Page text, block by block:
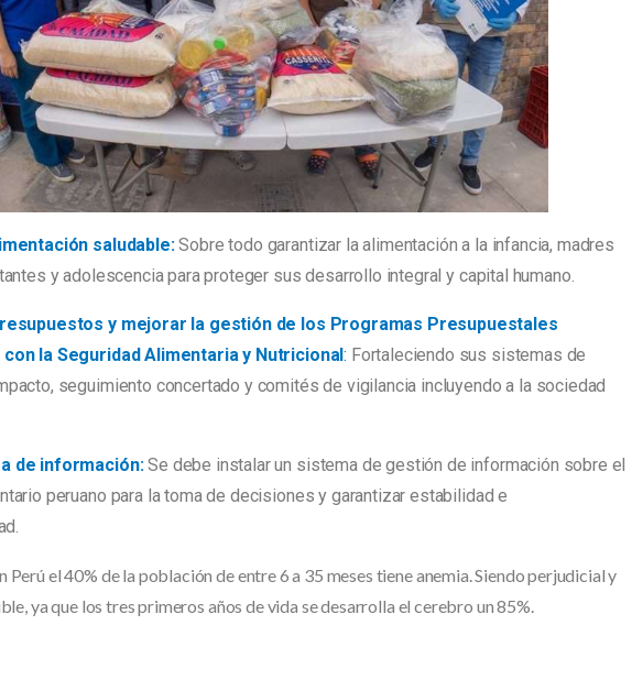
saludable:Sobre todo garantizar la alimentación a la infancia, madres
y adolescencia para proteger sus desarrollo integral y capital humano.
y mejorar la gestión de los Programas Presupuestales
la Seguridad Alimentaria y Nutricional: Fortaleciendo sus sistemas de
seguimiento concertado y comités de vigilancia incluyendo a la sociedad
de información:Se debe instalar un sistema de gestión de información sobre el
peruano para la toma de decisiones y garantizar estabilidad e
Perú el 40% de la población de entre 6 a 35 meses tiene anemia. Siendo perjudicial y
ya que los tres primeros años de vida se desarrolla el cerebro un 85%.